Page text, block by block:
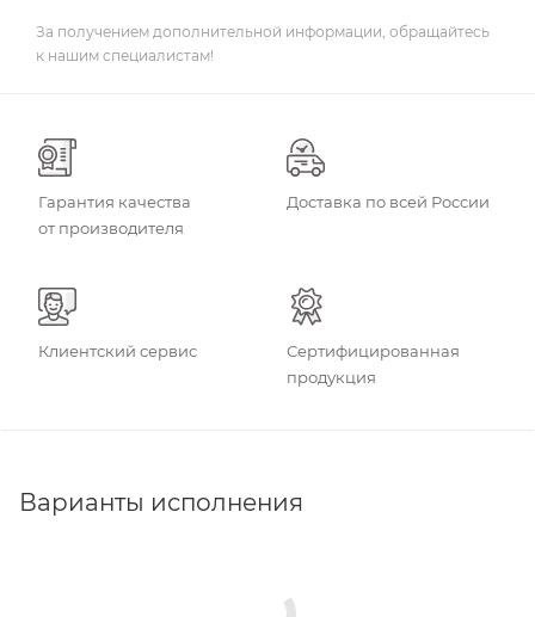
За получением дополнительной информации, обращайтесь
к нашим специалистам!
Гарантия качества
от производителя
Доставка по всей России
Клиентский сервис
Сертифицированная
продукция
Варианты исполнения